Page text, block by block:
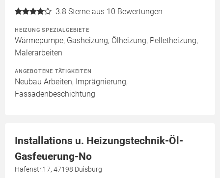
3.8 Sterne aus 10 Bewertungen
HEIZUNG SPEZIALGEBIETE
Wärmepumpe, Gasheizung, Ölheizung, Pelletheizung,
Malerarbeiten
ANGEBOTENE TÄTIGKEITEN
Neubau Arbeiten, Imprägnierung,
Fassadenbeschichtung
Installations u. Heizungstechnik-Öl-
Gasfeuerung-No
Hafenstr.17, 47198 Duisburg